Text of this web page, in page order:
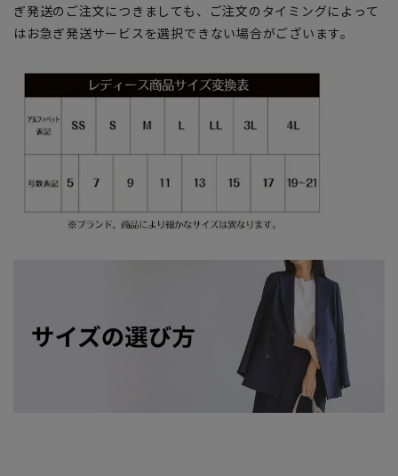
ぎ発送のご注文につきましても、ご注文のタイミングによって
はお急ぎ発送サービスを選択できない場合がございます。